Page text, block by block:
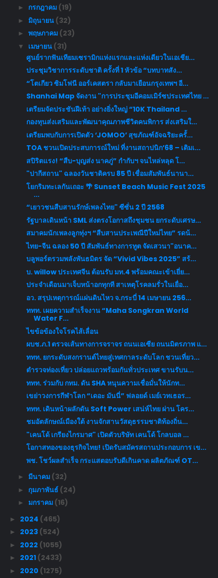
► กรกฎาคม (19)
► มิถุนายน (32)
► พฤษภาคม (23)
▼ เมษายน (31)
ศูนย์รากฟันเทียมเซรามิกแห่งแรกและแห่งเดียวในเอเชีย...
ประชุมวิชาการระดับชาติ ครั้งที่ 1 หัวข้อ “บทบาทสัง...
“โตเกียว ซิมโฟนี ออร์เคสตรา กลับมาเยือนกรุงเทพฯ อี...
Shanhai Map จัดงาน "การประชุมอีคอมเมิร์ซประเทศไทย ...
เตรียมจัดประชันฝีเท้า อย่างยิ่งใหญ่ “10K Thailand ...
กองทุนส่งเสริมและพัฒนาคุณภาพชีวิตคนพิการ ส่งเสริมใ...
เตรียมพบกับการเปิดตัว ‘JOMOO’ สุขภัณฑ์อัจฉริยะครั้...
TOA ชวนเปิดประสบการณ์ใหม่ ที่งานสถาปนิก’68 – เติมเ...
สปิริตแรง! “สืบ-บุญส่ง นาคภู่” กำกับฯ จนไหล่หลุด โ...
"ปากีสถาน" ฉลองวันชาติครบ 85 ปี เชื่อมสัมพันธ์นานา...
โยกริมทะเลกันเถอะ 🌴 Sunset Beach Music Fest 2025
...
“เยาวชนสืบสานรักษ์เพลงไทย" ซีซั่น 2 ปี 2568
รัฐบาลเดินหน้า SML ส่งตรงโอกาสถึงชุมชน ยกระดับเศรษ...
สมาคมนักเพลงลูกทุ่งฯ “สืบสานประเพณีปีใหม่ไทย” รดน้...
ไทย-จีน ฉลอง 50 ปี สัมพันธ์ทางการทูต จัดเสวนา"อนาค...
บลูพอร์ตรวมพลังพันธมิตร จัด “Vivid Vibes 2025” สร้...
บ. willow ประเทศจีน ต้อนรับ มท.4 พร้อมคณะเข้าเยี่ย...
ประจำเดือนมาเจ็บหน้าอกทุกที สาเหตุโรคลมรั่วในเยื่อ...
อว. สรุปเหตุการณ์แผ่นดินไหว จ.กระบี่ 14 เมษายน 256...
ททท. เผยความสำเร็จงาน “Maha Songkran World
Water F...
ไขข้อข้องใจโรคไส้เลื่อน
ผบช.ภ.1 ตรวจเส้นทางการจราจร ถนนเอเซีย ถนนมิตรภาพ แ...
ททท. ยกระดับสงกรานต์ไทยสู่เทศกาลระดับโลก ชวนเที่ยว...
ตำรวจท่องเที่ยว ปล่อยแถวพร้อมกันทั่วประเทศ ขานรับน...
ททท. ร่วมกับ กทม. ดัน SHA หนุนความเชื่อมั่นให้นักท...
เขย่าวงการกีฬาโลก “เดอะ มันนี่” ฟลอยด์ เมย์เวทเธอร...
ททท. เดินหน้าผลักดัน Soft Power เสน่ห์ไทย ผ่าน โคร...
ชมอัตลักษณ์เมืองใต้ งานจักสานวัสดุธรรมชาติท้องถิ่น...
"เคนโด้ เกรียงไกรมาศ" เปิดตัวบริษัท เคนโด้ โกลบอล ...
โอกาสทองของธุรกิจไทย! เปิดรับสมัครสถานประกอบการ เข...
พช. โชว์ผลสำเร็จ กระแสตอบรับดีเกินคาด ผลิตภัณฑ์ OT...
► มีนาคม (32)
► กุมภาพันธ์ (24)
► มกราคม (16)
► 2024 (465)
► 2023 (524)
► 2022 (1055)
► 2021 (2433)
► 2020 (1275)